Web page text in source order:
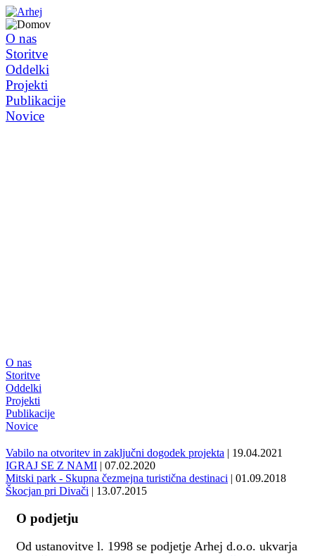
O nas
Storitve
Oddelki
Projekti
Publikacije
Novice
O nas
Storitve
Oddelki
Projekti
Publikacije
Novice
Vabilo na otvoritev in zaključni dogodek projekta | 19.04.2021
IGRAJ SE Z NAMI | 07.02.2020
Mitski park - Skupna čezmejna turistična destinaci | 01.09.2018
Škocjan pri Divači | 13.07.2015
O podjetju
Od ustanovitve l. 1998 se podjetje Arhej d.o.o. ukvarja